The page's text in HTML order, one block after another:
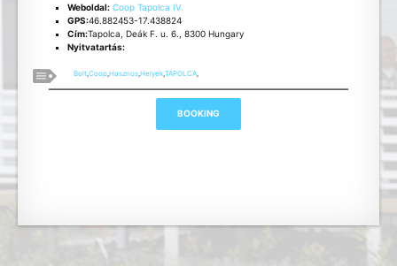
Weboldal: Coop Tapolca IV.
GPS:46.882453-17.438824
Cím:Tapolca, Deák F. u. 6., 8300 Hungary
Nyitvatartás:
Bolt ,Coop ,Hasznos ,Helyek ,TAPOLCA